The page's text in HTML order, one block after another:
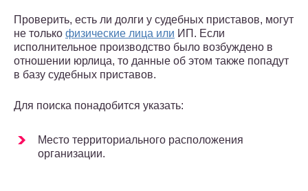
Проверить, есть ли долги у судебных приставов, могут
не только физические лица или ИП. Если
исполнительное производство было возбуждено в
отношении юрлица, то данные об этом также попадут
в базу судебных приставов.
Для поиска понадобится указать:
Место территориального расположения
организации.